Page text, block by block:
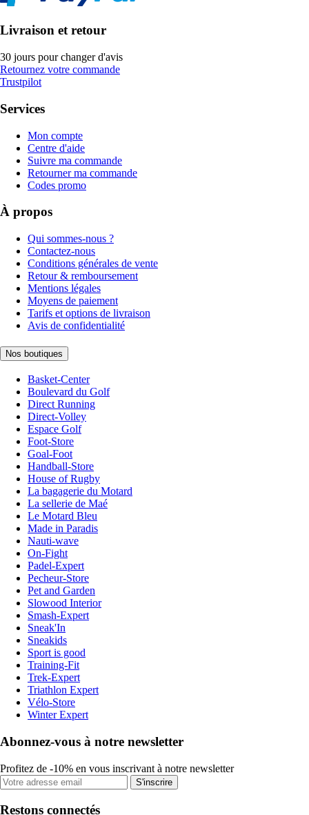
Livraison et retour
30 jours pour changer d'avis
Retournez votre commande
Trustpilot
Services
Mon compte
Centre d'aide
Suivre ma commande
Retourner ma commande
Codes promo
À propos
Qui sommes-nous ?
Contactez-nous
Conditions générales de vente
Retour & remboursement
Mentions légales
Moyens de paiement
Tarifs et options de livraison
Avis de confidentialité
Nos boutiques
Basket-Center
Boulevard du Golf
Direct Running
Direct-Volley
Espace Golf
Foot-Store
Goal-Foot
Handball-Store
House of Rugby
La bagagerie du Motard
La sellerie de Maé
Le Motard Bleu
Made in Paradis
Nauti-wave
On-Fight
Padel-Expert
Pecheur-Store
Pet and Garden
Slowood Interior
Smash-Expert
Sneak'In
Sneakids
Sport is good
Training-Fit
Trek-Expert
Triathlon Expert
Vélo-Store
Winter Expert
Abonnez-vous à notre newsletter
Profitez de -10% en vous inscrivant à notre newsletter
S'inscrire
Restons connectés